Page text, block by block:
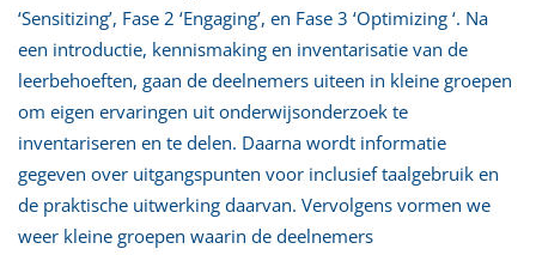
‘Sensitizing’, Fase 2 ‘Engaging’, en Fase 3 ‘Optimizing ‘. Na
een introductie, kennismaking en inventarisatie van de
leerbehoeften, gaan de deelnemers uiteen in kleine groepen
om eigen ervaringen uit onderwijsonderzoek te
inventariseren en te delen. Daarna wordt informatie
gegeven over uitgangspunten voor inclusief taalgebruik en
de praktische uitwerking daarvan. Vervolgens vormen we
weer kleine groepen waarin de deelnemers